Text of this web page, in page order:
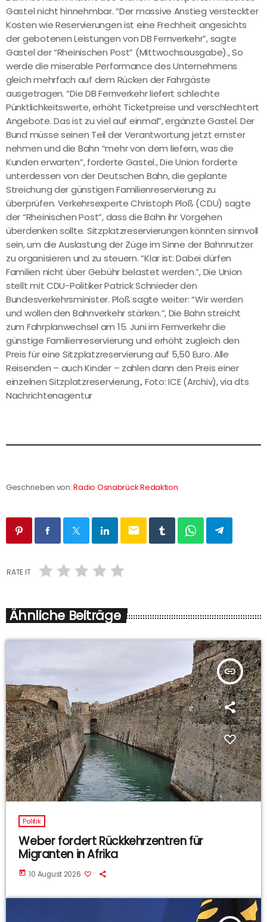
Gastel nicht hinnehmbar. “Der massive Anstieg versteckter
Kosten wie Reservierungen ist eine Frechheit angesichts
der gebotenen Leistungen von DB Fernverkehr”, sagte
Gastel der “Rheinischen Post” (Mittwochsausgabe)., So
werde die miserable Performance des Unternehmens
gleich mehrfach auf dem Rücken der Fahrgäste
ausgetragen. “Die DB Fernverkehr liefert schlechte
Pünktlichkeitswerte, erhöht Ticketpreise und verschlechtert
Angebote. Das ist zu viel auf einmal”, ergänzte Gastel. Der
Bund müsse seinen Teil der Verantwortung jetzt ernster
nehmen und die Bahn “mehr von dem liefern, was die
Kunden erwarten”, forderte Gastel., Die Union forderte
unterdessen von der Deutschen Bahn, die geplante
Streichung der günstigen Familienreservierung zu
überprüfen. Verkehrsexperte Christoph Ploß (CDU) sagte
der “Rheinischen Post”, dass die Bahn ihr Vorgehen
überdenken sollte. Sitzplatzreservierungen könnten sinnvoll
sein, um die Auslastung der Züge im Sinne der Bahnnutzer
zu organisieren und zu steuern. “Klar ist: Dabei dürfen
Familien nicht über Gebühr belastet werden.”, Die Union
stellt mit CDU-Politiker Patrick Schnieder den
Bundesverkehrsminister. Ploß sagte weiter: “Wir werden
und wollen den Bahnverkehr stärken.”, Die Bahn streicht
zum Fahrplanwechsel am 15. Juni im Fernverkehr die
günstige Familienreservierung und erhöht zugleich den
Preis für eine Sitzplatzreservierung auf 5,50 Euro. Alle
Reisenden – auch Kinder – zahlen dann den Preis einer
einzelnen Sitzplatzreservierung., Foto: ICE (Archiv), via dts
Nachrichtenagentur
Geschrieben von:Radio Osnabrück Redaktion
email
RATE IT
Ähnliche Beiträge
insert_link
Politik
Weber fordert Rückkehrzentren für
Migranten in Afrika
today 10 August 2026